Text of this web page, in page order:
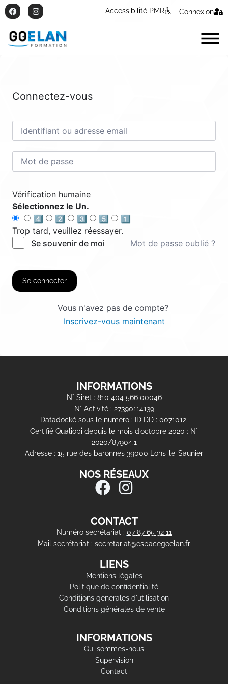
Accessibilité PMR Connexion
Connectez-vous
Vérification humaine
Sélectionnez le Un.
4️⃣
2️⃣ 3️⃣ 5️⃣
1️⃣
Trop tard, veuillez réessayer.
Se souvenir de moi
Mot de passe oublié ?
Se connecter
Vous n'avez pas de compte?
Inscrivez-vous maintenant
INFORMATIONS
N° Siret : 810 404 566 00046
N° Activité : 27390114139
Datadocké sous le numéro : ID DD : 0071012.
Certifié Qualiopi depuis le mois d’octobre 2020 : N°
2020/87904.1
Adresse : 15 rue des baronnes 39000 Lons-le-Saunier
NOS RÉSEAUX
CONTACT
Numéro secrétariat : 07 87 65 32 11
Mail secrétariat : secretariat@espacegoelan.fr
LIENS
Mentions légales
Politique de confidentialité
Conditions générales d'utilisation
Conditions générales de vente
INFORMATIONS
Qui sommes-nous
Supervision
Contact